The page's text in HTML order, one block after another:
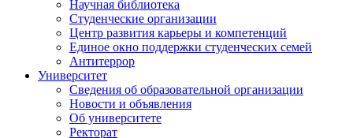
Научная библиотека
Студенческие организации
Центр развития карьеры и компетенций
Единое окно поддержки студенческих семей
Антитеррор
Университет
Сведения об образовательной организации
Новости и объявления
Об университете
Ректорат